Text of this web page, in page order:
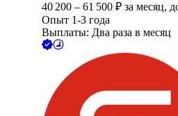
40 200 – 61 500 ₽ за месяц,
Опыт 1-3 года
Выплаты: Два раза в месяц